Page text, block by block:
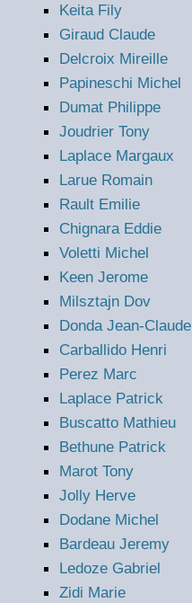
Keita Fily
Giraud Claude
Delcroix Mireille
Papineschi Michel
Dumat Philippe
Joudrier Tony
Laplace Margaux
Larue Romain
Rault Emilie
Chignara Eddie
Voletti Michel
Keen Jerome
Milsztajn Dov
Donda Jean-Claude
Carballido Henri
Perez Marc
Laplace Patrick
Buscatto Mathieu
Bethune Patrick
Marot Tony
Jolly Herve
Dodane Michel
Bardeau Jeremy
Ledoze Gabriel
Zidi Marie